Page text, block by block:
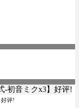
评!